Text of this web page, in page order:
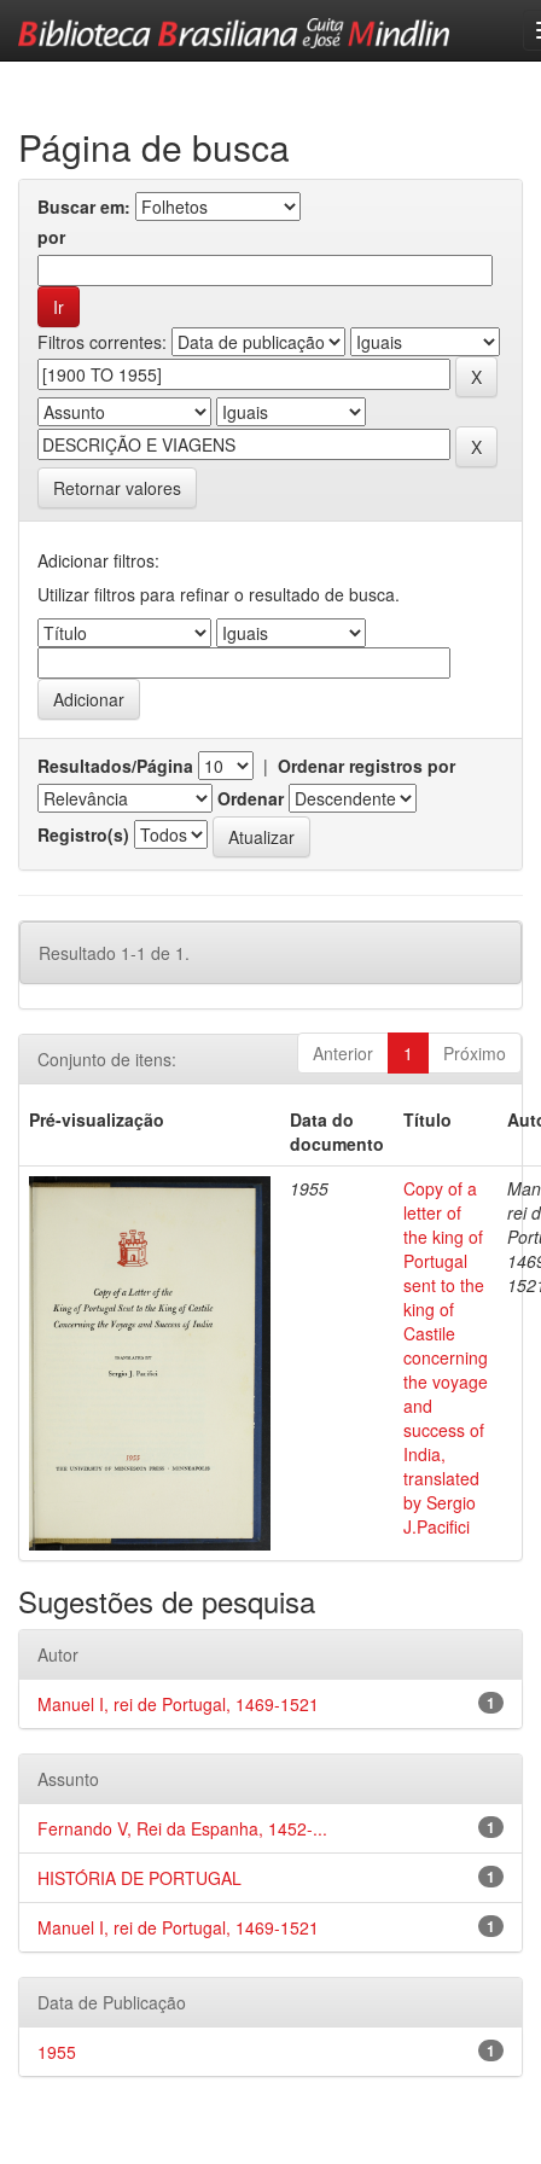
Página de busca
Buscar em:
por
Filtros correntes:
Retornar valores
Adicionar filtros:
Utilizar filtros para refinar o resultado de busca.
Resultados/Página | Ordenar registros por
Ordenar
Registro(s)
Resultado 1-1 de 1.
Anterior 1 Próximo
Conjunto de itens:
Pré-visualização
Data do
documento
Título
1955
Copy of a
letter of
the king of
Portugal
sent to the
king of
Castile
concerning
the voyage
and
success of
India,
translated
by Sergio
J.Pacifici
rei
Sugestões de pesquisa
Autor
1
Manuel I, rei de Portugal, 1469-1521
Assunto
1
Fernando V, Rei da Espanha, 1452-...
1
HISTÓRIA DE PORTUGAL
1
Manuel I, rei de Portugal, 1469-1521
Data de Publicação
1
1955